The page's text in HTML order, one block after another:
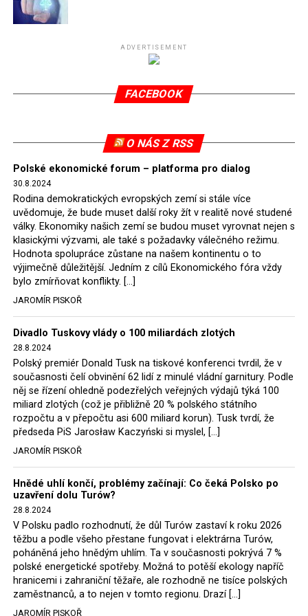
Připomeňme, že ukončení těžby hnědého uhlí pro
(SDEU) v souvislosti se stížnostmi českých samospráv
verdiktem španělské soudkyně Rosario Silva de Lapureta
tomuto rozhodnutí nevyhověla, proto na žádost
2022, než byl tento případ z důvodu uzavření dohody
Polska s Českou republikou o odstranění příčin sporu o
důl Turów vymazán z rejstříku tribunálu. Celkem si
Polsko nechalo z přiznaných evropských fondů odečíst
asi 70 milionů eur na pokutách a 45 milionů eur
zaplatilo jako odškodnění České republice – ale jak důl,
tak elektrárna nadále fungovaly. Už tehdy zástupci
tehdejší opozice a dnes vládnoucí koalice, jako
místopředseda Občanské platformy (PO) Rafał
Hołownia, přímo řekli, že by se polská vláda měla
tomuto rozhodnutí podřídit.
Rozhodnutí polského ministra spravedlnosti jistě potěší
německé, české a polské ekology, ale i těžaře. Je těžké si
představit, že by o takové věci rozhodoval sám ministr
Bodnar. Musel získat politický souhlas vládnoucí koalice.
Stále jsou totiž platné argumenty Morawieckého vlády,
že důl i elektrárna jsou – kromě zabezpečování cca 7 %
polského energetického mixu – klíčovými podniky, spolu
se svými dceřinými společnostmi zaměstnávají cca pět
tisíc lidí. Navíc s činností dolu a elektrárny nepřímo
souvisí dalších několik desítek tisíc pracovních míst v
regionu. Zelená politika ale opět zvítězila.
Rozhodnutí polského ministra spravedlnosti jistě potěší
německé, české a polské ekology, kteří žalobu u
ADVERTISEMENT
FACEBOOK
O NÁS Z RSS
Polské ekonomické forum – platforma pro dialog
30.8.2024
Rodina demokratických evropských zemí si stále více
uvědomuje, že bude muset další roky žít v realitě nové studené
války. Ekonomiky našich zemí se budou muset vyrovnat nejen s
klasickými výzvami, ale také s požadavky válečného režimu.
Hodnota spolupráce zůstane na našem kontinentu o to
výjimečně důležitější. Jedním z cílů Ekonomického fóra vždy
bylo zmírňovat konflikty. […]
JAROMÍR PISKOŘ
Divadlo Tuskovy vlády o 100 miliardách zlotých
28.8.2024
Polský premiér Donald Tusk na tiskové konferenci tvrdil, že v
současnosti čelí obvinění 62 lidí z minulé vládní garnitury. Podle
něj se řízení ohledně podezřelých veřejných výdajů týká 100
miliard zlotých (což je přibližně 20 % polského státního
rozpočtu a v přepočtu asi 600 miliard korun). Tusk tvrdí, že
předseda PiS Jarosław Kaczyński si myslel, […]
JAROMÍR PISKOŘ
Hnědé uhlí končí, problémy začínají: Co čeká Polsko po
uzavření dolu Turów?
28.8.2024
V Polsku padlo rozhodnutí, že důl Turów zastaví k roku 2026
těžbu a podle všeho přestane fungovat i elektrárna Turów,
poháněná jeho hnědým uhlím. Ta v současnosti pokrývá 7 %
polské energetické spotřeby. Možná to potěší ekology napříč
hranicemi i zahraniční těžaře, ale rozhodně ne tisíce polských
zaměstnanců, a to nejen v tomto regionu. Drazí […]
JAROMÍR PISKOŘ